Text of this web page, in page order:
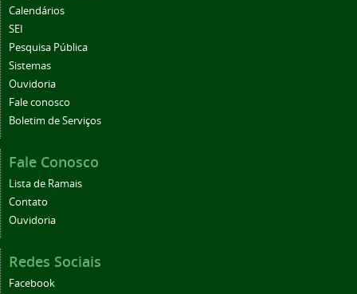
Calendários
SEI
Pesquisa Pública
Sistemas
Ouvidoria
Fale conosco
Boletim de Serviços
Fale Conosco
Lista de Ramais
Contato
Ouvidoria
Redes Sociais
Facebook